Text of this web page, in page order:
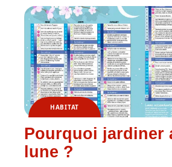
HABITAT
Pourquoi jardiner
lune ?